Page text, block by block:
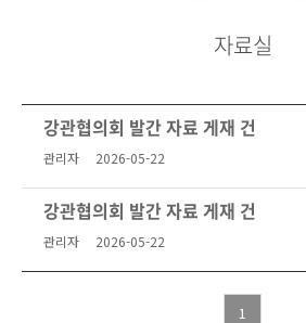
자료실
강관협의회 발간 자료 게재 건
관리자 2026-05-22
강관협의회 발간 자료 게재 건
관리자 2026-05-22
1